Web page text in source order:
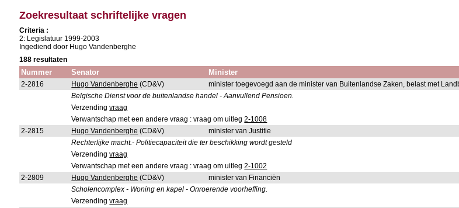
Zoekresultaat schriftelijke vragen
Criteria :
2: Legislatuur 1999-2003
Ingediend door Hugo Vandenberghe
188 resultaten
Nummer Senator Minister
2-2816 Hugo Vandenberghe (CD&V)
minister toegevoegd aan de minister van Buitenlandse Zaken, belast met
Belgische Dienst voor de buitenlandse handel - Aanvullend Pensioen.
Verzendingvraag
Verwantschap met een andere vraag : vraag om uitleg2-1008
2-2815
Hugo Vandenberghe (CD&V)
minister van Justitie
Rechterlijke macht.- Politiecapaciteit die ter beschikking wordt gesteld
Verzendingvraag
Verwantschap met een andere vraag : vraag om uitleg2-1002
2-2809
Hugo Vandenberghe (CD&V)
minister van Financiën
Scholencomplex - Woning en kapel - Onroerende voorheffing.
Verzendingvraag